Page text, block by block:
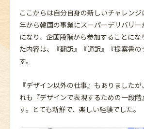
ここからは自分自身の新しいチャレン
年から韓国の事業にスーパーデリバリー
になり、企画段階から参加することにな
た内容は、『翻訳』『通訳』『提案書
す。
『デザイン以外の仕事』もありました
れも『デザインで表現するための一段階
す。とても新鮮で、楽しい経験でした。